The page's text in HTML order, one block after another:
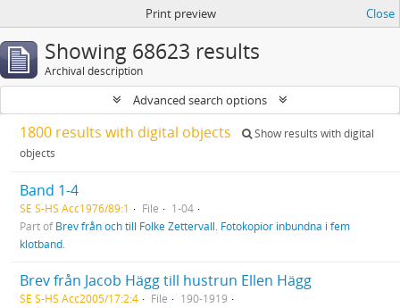
Print preview Close
Showing 68623 results
Archival description
Advanced search options
1800 results with digital objects
Show results with digital
objects
Band 1-4
SE S-HS Acc1976/89:1 File
1-04
Part ofBrev från och till Folke Zettervall. Fotokopior inbundna i fem
klotband.
Brev från Jacob Hägg till hustrun Ellen Hägg
SE S-HS Acc2005/17:2:4 File
190-1919